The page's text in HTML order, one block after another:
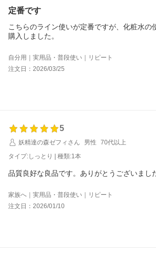
定番です
こちらのライン使いが定番ですが、化粧水の
自分用｜実用品・普段使い｜リピート
注文日：2026/03/25
5
妖精達の森ゼフィさん
男性
70代以上
タイプ:しっとり | 種類:1本
品質良好な良品です。ありがとうございまし
家族へ｜実用品・普段使い｜リピート
注文日：2026/01/10